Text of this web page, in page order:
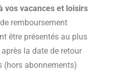
vos vacances et loisirs
remboursement
être présentés au plus
la date de retour
(hors abonnements)